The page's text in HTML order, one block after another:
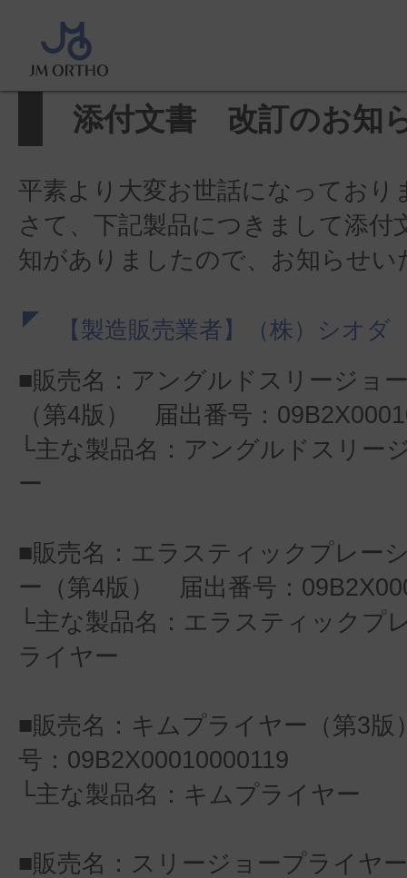
ホーム
のお知らせ
添付文書 改訂のお知
平素より大変お世話になっており
さて、下記製品につきまして添付
知がありましたので、お知らせい
【製造販売業者】（株）シオダ
■販売名：アングルドスリージョ
（第4版） 届出番号：
└主な製品名：アングルドスリー
ー
■販売名：エラスティックプレー
ー（第4版） 届出番号：
└主な製品名：エラスティックプ
ライヤー
■販売名：キムプライヤー（第3
号：09B2X00010000119
└主な製品名：キムプライヤー
■販売名：スリージョープライ